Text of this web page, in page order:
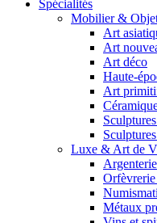
Spécialités
Mobilier &
Art
Art
Art déco
Haute-
Art
Luxe & Art de
Argenterie
Métaux